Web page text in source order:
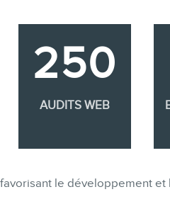
250
AUDITS WEB
le développement